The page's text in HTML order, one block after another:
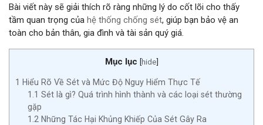
Bài viết này sẽ giải thích rõ ràng những lý do cốt lõi cho thấy
tầm quan trọng của hệ thống chống sét, giúp bạn bảo vệ an
toàn cho bản thân, gia đình và tài sản quý giá.
Mục lục [hide]
1
Hiểu Rõ Về Sét và Mức Độ Nguy Hiểm Thực Tế
1.1 Sét là gì? Quá trình hình thành và các loại sét thường
gặp
1.2 Những Tác Hại Khủng Khiếp Của Sét Gây Ra